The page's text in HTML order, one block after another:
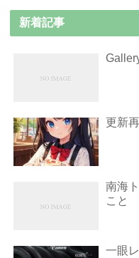
新着記事
更新
南海
こと
一眼